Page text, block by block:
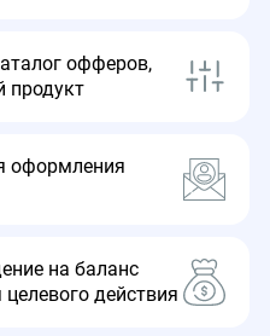
офферов,
продукт
оформления
на баланс
действия